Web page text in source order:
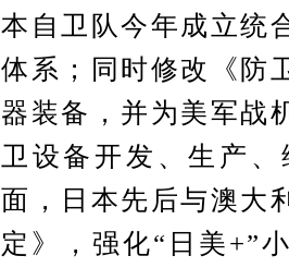
本自卫队今年成立统
体系；同时修改《防
器装备，并为美军战
卫设备开发、生产
面，日本先后与澳大
定》，强化“日美+”